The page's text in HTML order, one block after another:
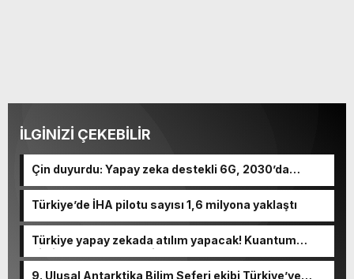
İLGİNİZİ ÇEKEBİLİR
Çin duyurdu: Yapay zeka destekli 6G, 2030’da
kullanıma sunulacak
Türkiye’de İHA pilotu sayısı 1,6 milyona yaklaştı
Türkiye yapay zekada atılım yapacak! Kuantum
bilgisayar entegre edilecek…
9. Ulusal Antarktika Bilim Seferi ekibi Türkiye’ye